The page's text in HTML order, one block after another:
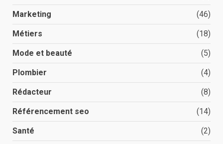
Marketing (46)
Métiers (18)
Mode et beauté (5)
Plombier (4)
Rédacteur (8)
Référencement seo (14)
Santé (2)